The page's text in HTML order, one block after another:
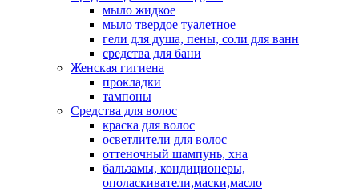
мыло жидкое
мыло твердое туалетное
гели для душа, пены, соли для ванн
средства для бани
Женская гигиена
прокладки
тампоны
Средства для волос
краска для волос
осветлители для волос
оттеночный шампунь, хна
бальзамы, кондиционеры,
ополаскиватели,маски,масло